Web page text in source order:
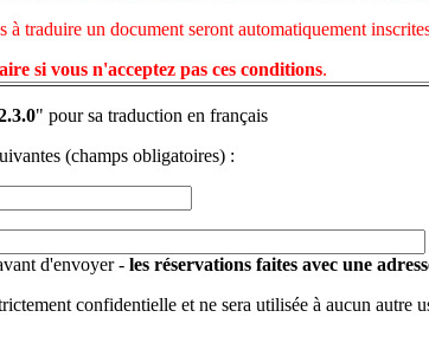
à traduire un document seront automatiquement
si vous n'acceptez pas ces conditions.
" pour sa traduction en français
(champs obligatoires) :
d'envoyer - les réservations faites avec une
confidentielle et ne sera utilisée à aucun autre